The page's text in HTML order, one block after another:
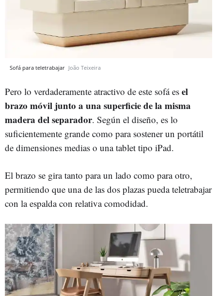
Sofá para teletrabajar João Teixeira
Pero lo verdaderamente atractivo de este sofá es el
brazo móvil junto a una superficie de la misma
madera del separador. Según el diseño, es lo
suficientemente grande como para sostener un portátil
de dimensiones medias o una tablet tipo iPad.
El brazo se gira tanto para un lado como para otro,
permitiendo que una de las dos plazas pueda teletrabajar
con la espalda con relativa comodidad.